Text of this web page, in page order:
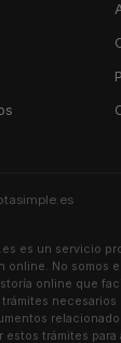
es un servicio
online. No somos
online que
estos trámites